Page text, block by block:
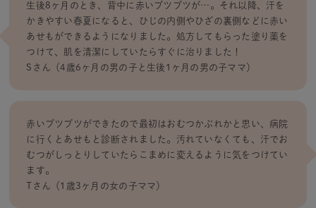
生後8ヶ月のとき、背中に赤いブツブツが…。それ以降、汗を
かきやすい春夏になると、ひじの内側やひざの裏側などに赤い
あせもができるようになりました。処方してもらった塗り薬を
つけて、肌を清潔にしていたらすぐに治りました！
Sさん（4歳6ヶ月の男の子と生後1ヶ月の男の子ママ）
赤いブツブツができたので最初はおむつかぶれかと思い、病院
に行くとあせもと診断されました。汚れていなくても、汗でお
むつがしっとりしていたらこまめに変えるように気をつけてい
ます。
Tさん（1歳3ヶ月の女の子ママ）